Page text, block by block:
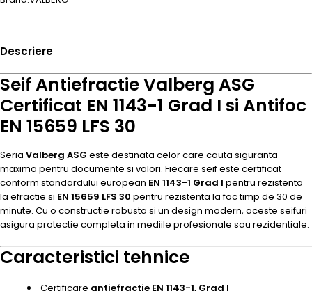
Descriere
Seif Antiefractie Valberg ASG
Certificat EN 1143-1 Grad I si Antifoc
EN 15659 LFS 30
Seria Valberg ASG este destinata celor care cauta siguranta
maxima pentru documente si valori. Fiecare seif este certificat
conform standardului european EN 1143-1 Grad I pentru rezistenta
la efractie si EN 15659 LFS 30 pentru rezistenta la foc timp de 30 de
minute. Cu o constructie robusta si un design modern, aceste seifuri
asigura protectie completa in mediile profesionale sau rezidentiale.
Caracteristici tehnice
Certificare antiefractie EN 1143-1, Grad I